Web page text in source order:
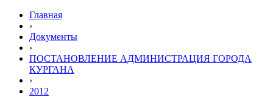
Главная
›
Документы
›
ПОСТАНОВЛЕНИЕ АДМИНИСТРАЦИЯ ГОРОДА
КУРГАНА
›
2012